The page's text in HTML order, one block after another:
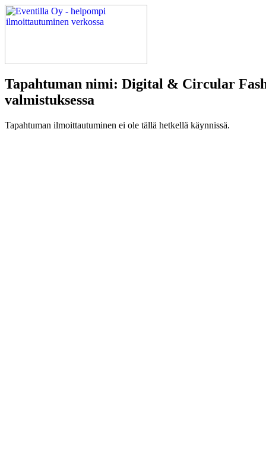
Tapahtuman nimi: Digital & Circular
valmistuksessa
Tapahtuman ilmoittautuminen ei ole tällä hetkellä käynnissä.